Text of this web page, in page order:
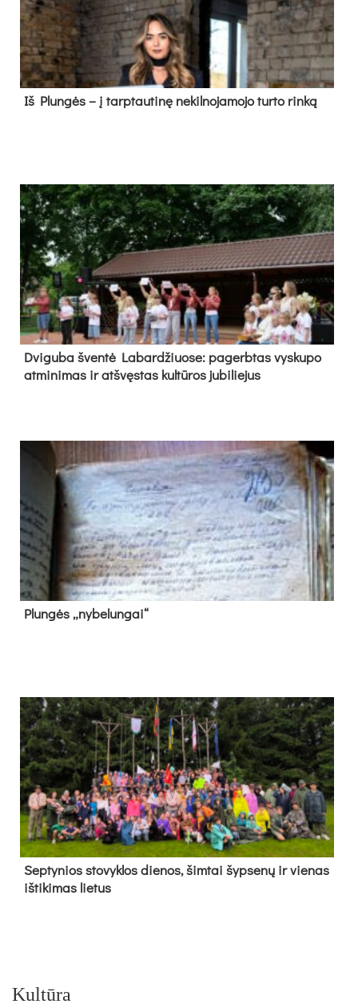
Iš Plungės – į tarptautinę nekilnojamojo turto rinką
Dvi­gu­ba šven­tė La­bar­džiuo­se: pa­gerb­tas vys­ku­po
at­mi­ni­mas ir at­švęs­tas kul­tū­ros ju­bi­lie­jus
Plun­gės „ny­be­lun­gai“
Sep­ty­nios sto­vyk­los die­nos, šim­tai šyp­se­nų ir vie­nas
iš­ti­ki­mas lie­tus
Kultūra